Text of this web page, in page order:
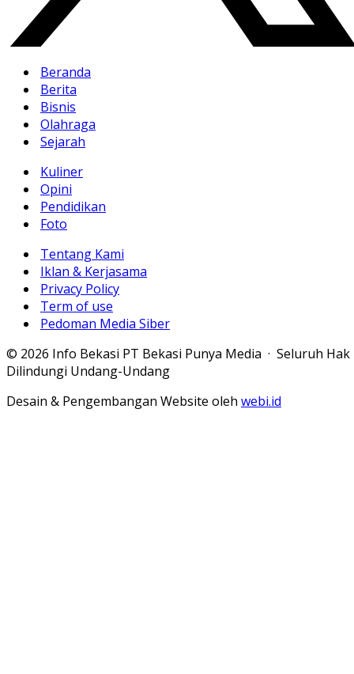
Beranda
Berita
Bisnis
Olahraga
Sejarah
Kuliner
Opini
Pendidikan
Foto
Tentang Kami
Iklan & Kerjasama
Privacy Policy
Term of use
Pedoman Media Siber
© 2026 Info Bekasi PT Bekasi Punya Media · Seluruh Hak
Dilindungi Undang-Undang
Desain & Pengembangan Website oleh webi.id